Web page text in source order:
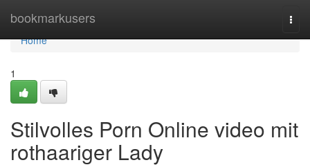
bookmarkusers
Home
Home
1
Stilvolles Porn Online video mit
rothaariger Lady